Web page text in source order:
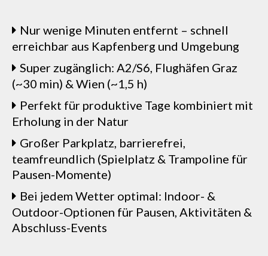
Nur wenige Minuten entfernt – schnell
erreichbar aus Kapfenberg und Umgebung
Super zugänglich: A2/S6, Flughäfen Graz
(~30 min) & Wien (~1,5 h)
Perfekt für produktive Tage kombiniert mit
Erholung in der Natur
Großer Parkplatz, barrierefrei,
teamfreundlich (Spielplatz & Trampoline für
Pausen-Momente)
Bei jedem Wetter optimal: Indoor- &
Outdoor-Optionen für Pausen, Aktivitäten &
Abschluss-Events